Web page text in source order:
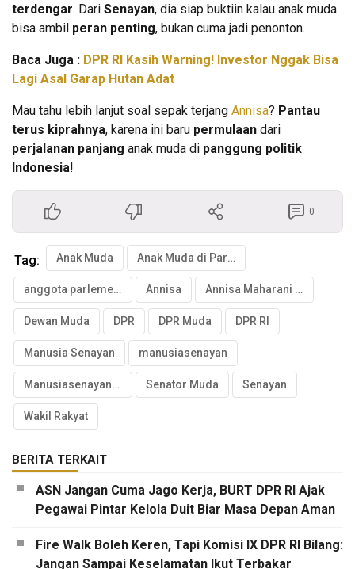
terdengar. Dari Senayan, dia siap buktiin kalau anak muda
bisa ambil peran penting, bukan cuma jadi penonton.
Baca Juga : DPR RI Kasih Warning! Investor Nggak Bisa
Lagi Asal Garap Hutan Adat
Mau tahu lebih lanjut soal sepak terjang Annisa? Pantau
terus kiprahnya, karena ini baru permulaan dari
perjalanan panjang anak muda di panggung politik
Indonesia!
0
Tag: Anak Muda Anak Muda di Parlemen
anggota parlemen muda Annisa Annisa Maharani Alzahra Mahesa
Dewan Muda DPR DPR Muda DPR RI
Manusia Senayan manusiasenayan
Manusiasenayan.id Senator Muda Senayan
Wakil Rakyat
BERITA TERKAIT
ASN Jangan Cuma Jago Kerja, BURT DPR RI Ajak
Pegawai Pintar Kelola Duit Biar Masa Depan Aman
Fire Walk Boleh Keren, Tapi Komisi IX DPR RI Bilang:
Jangan Sampai Keselamatan Ikut Terbakar